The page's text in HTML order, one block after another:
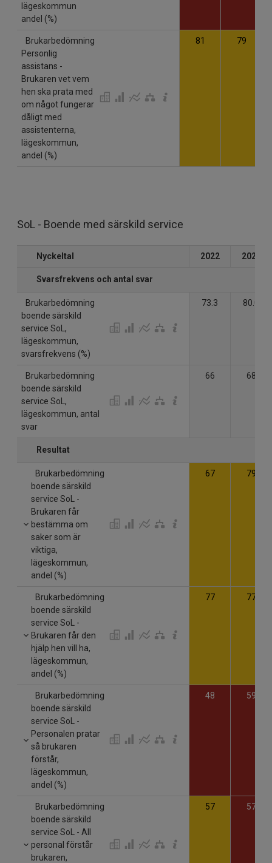
lägeskommun
andel (%)
Brukarbedömning
Personlig
assistans -
Brukaren vet vem
hen ska prata med
om något fungerar
dåligt med
assistenterna,
lägeskommun,
andel (%)
81 79
SoL - Boende med särskild service
Nyckeltal 2022 2023
Svarsfrekvens och antal svar
Brukarbedömning
boende särskild
service SoL,
lägeskommun,
svarsfrekvens (%)
73.3 80.0
Brukarbedömning
boende särskild
service SoL,
lägeskommun, antal
svar
66 68
Resultat
Brukarbedömning
boende särskild
service SoL -
Brukaren får
bestämma om
saker som är
viktiga,
lägeskommun,
andel (%)
67 79
Brukarbedömning
boende särskild
service SoL -
Brukaren får den
hjälp hen vill ha,
lägeskommun,
andel (%)
77 77
Brukarbedömning
boende särskild
service SoL -
Personalen pratar
så brukaren
förstår,
lägeskommun,
andel (%)
48 59
Brukarbedömning
boende särskild
service SoL - All
personal förstår
brukaren,
57 57